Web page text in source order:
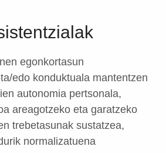
egonkortasun
edo konduktuala mantentzen
autonomia pertsonala,
areagotzeko eta garatzeko
trebetasunak sustatzea,
normalizatuena